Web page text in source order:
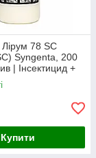
Лірум 78 SC
Syngenta, 200
| Інсектицид +
шкідників
Купити